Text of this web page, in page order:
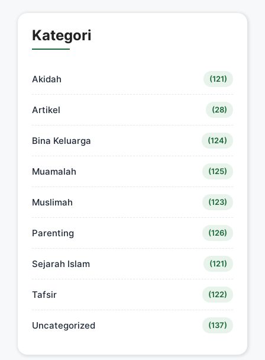
Kategori
Akidah (121)
Artikel (28)
Bina Keluarga (124)
Muamalah (125)
Muslimah (123)
Parenting (126)
Sejarah Islam (121)
Tafsir (122)
Uncategorized (137)